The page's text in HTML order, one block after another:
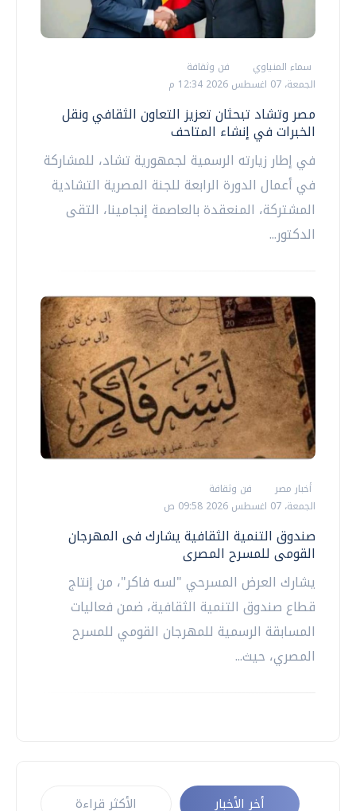
سماء المنياوي
فن وثقافة
الجمعة، 07 اغسطس 2026 12:34 م
مصر وتشاد تبحثان تعزيز التعاون الثقافي ونقل
الخبرات في إنشاء المتاحف
في إطار زيارته الرسمية لجمهورية تشاد، للمشاركة
في أعمال الدورة الرابعة للجنة المصرية التشادية
المشتركة، المنعقدة بالعاصمة إنجامينا، التقى
الدكتور...
أخبار مصر
فن وثقافة
الجمعة، 07 اغسطس 2026 09:58 ص
صندوق التنمية الثقافية يشارك فى المهرجان
القومى للمسرح المصرى
يشارك العرض المسرحي "لسه فاكر"، من إنتاج
قطاع صندوق التنمية الثقافية، ضمن فعاليات
المسابقة الرسمية للمهرجان القومي للمسرح
المصري، حيث...
أخر الأخبار الأكثر قراءة